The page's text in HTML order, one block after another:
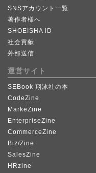
SNSアカウント一覧
著作者様へ
SHOEISHA iD
社会貢献
外部送信
運営サイト
SEBook 翔泳社の本
CodeZine
MarkeZine
EnterpriseZine
CommerceZine
Biz/Zine
SalesZine
HRzine